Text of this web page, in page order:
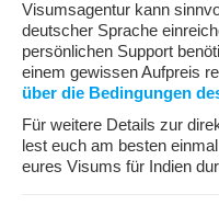
Visumsagentur kann
deutscher Sprache
persönlichen Support
einem gewissen Aufpreis
über die Bedingungen
Für weitere Details zur
lest euch am besten
eures Visums für Indien